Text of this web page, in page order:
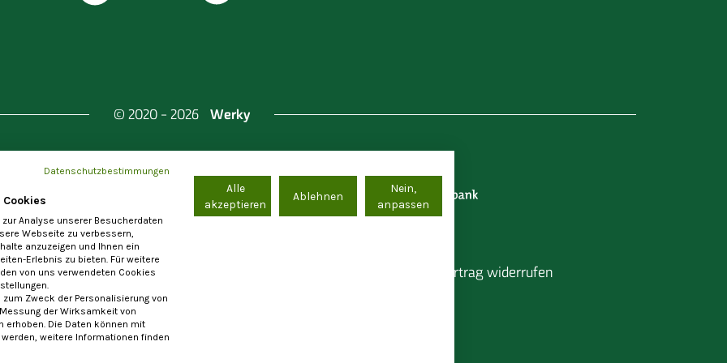
© 2020 - 2026 Werky
Berlin & Investitionsbank Berlin
Einstellungen Allgemeine Nutzungsbedingungen Vertrag widerrufen
Die Registrierung als Anbieter von Waren und Leistungen steht ausschließlich
im Sinne von § 14 BGB zur Verfügung. Ein Vertragsschluss mit Verbrauchern
Datenschutzbestimmungen
Cookies
Analyse unserer Besucherdaten
Webseite zu verbessern,
anzuzeigen und Ihnen ein
Erlebnis zu bieten. Für weitere
von uns verwendeten Cookies
zum Zweck der Personalisierung von
der Wirksamkeit von
erhoben. Die Daten können mit
werden, weitere Informationen finden
Alle
akzeptieren
Ablehnen
Nein,
anpassen